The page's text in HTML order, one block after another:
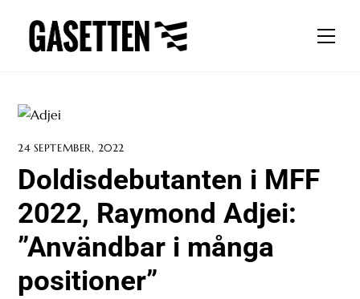
content
24 SEPTEMBER, 2022
Doldisdebutanten i MFF
2022, Raymond Adjei:
”Användbar i många
positioner”